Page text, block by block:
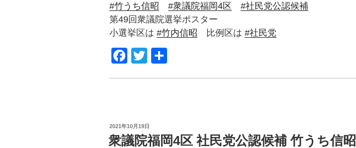
#竹うち信昭 #衆議院福岡4区
#社民党公認候補
第49回衆議院選挙ポスター
小選挙区は #竹内信昭 比例区は #社民党
F
b
o
T
POSTED
ON
2021年10月19日
衆議院福岡4区 社民党公認候補 竹うち信昭